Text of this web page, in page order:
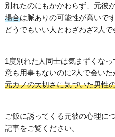
別れたのにもかかわらず、元彼
場合は脈ありの可能性が高いです
どうでもいい人とわざわざ2人で
1度別れた人同士は気まずくな
意も用事もないのに2人で会いた
元カノの大切さに気づいた男性
ご飯に誘ってくる元彼の心理に
記事をご覧ください。